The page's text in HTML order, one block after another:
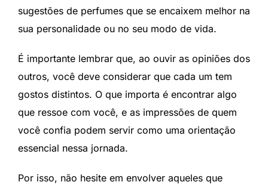
sugestões de perfumes que se encaixem melhor na
sua personalidade ou no seu modo de vida.
É importante lembrar que, ao ouvir as opiniões dos
outros, você deve considerar que cada um tem
gostos distintos. O que importa é encontrar algo
que ressoe com você, e as impressões de quem
você confia podem servir como uma orientação
essencial nessa jornada.
Por isso, não hesite em envolver aqueles que